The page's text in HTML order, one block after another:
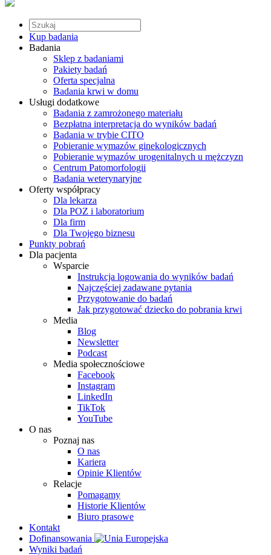
Kup badania
Badania
Sklep z badaniami
Pakiety badań
Oferta specjalna
Badania krwi w domu
Usługi dodatkowe
Badania z zamrożonego materiału
Bezpłatna interpretacja do wyników badań
Badania w trybie CITO
Pobieranie wymazów ginekologicznych
Pobieranie wymazów urogenitalnych u mężczyzn
Centrum Patomorfologii
Badania weterynaryjne
Oferty współpracy
Dla lekarza
Dla POZ i laboratorium
Dla firm
Dla Twojego biznesu
Punkty pobrań
Dla pacjenta
Wsparcie
Instrukcja logowania do wyników badań
Najczęściej zadawane pytania
Przygotowanie do badań
Jak przygotować dziecko do pobrania krwi
Media
Blog
Newsletter
Podcast
Media społecznościowe
Facebook
Instagram
LinkedIn
TikTok
YouTube
O nas
Poznaj nas
O nas
Kariera
Opinie Klientów
Relacje
Pomagamy
Historie Klientów
Biuro prasowe
Kontakt
Dofinansowania
Wyniki badań